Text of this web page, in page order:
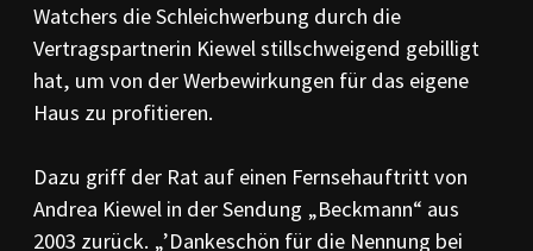
Watchers die Schleichwerbung durch die
Vertragspartnerin Kiewel stillschweigend gebilligt
hat, um von der Werbewirkungen für das eigene
Haus zu profitieren.
Dazu griff der Rat auf einen Fernsehauftritt von
Andrea Kiewel in der Sendung „Beckmann“ aus
2003 zurück. „’Dankeschön für die Nennung bei